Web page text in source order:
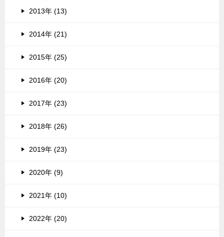
2013年 (13)
2014年 (21)
2015年 (25)
2016年 (20)
2017年 (23)
2018年 (26)
2019年 (23)
2020年 (9)
2021年 (10)
2022年 (20)